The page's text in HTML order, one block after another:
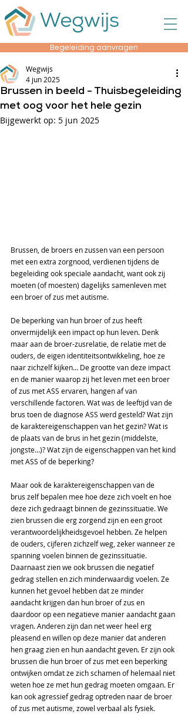
Begeleiding aanvragen
Brussen in beeld - Thuisbegeleiding
met oog voor het hele gezin
Wegwijs
4 jun 2025
Bijgewerkt op: 5 jun 2025
Brussen, de broers en zussen van een persoon
met een extra zorgnood, verdienen tijdens de
begeleiding ook speciale aandacht, want ook zij
moeten (of moesten) dagelijks samenleven met
een broer of zus met autisme.
De beperking van hun broer of zus heeft
onvermijdelijk een impact op hun leven. Denk
maar aan de broer-zusrelatie, de relatie met de
ouders, de eigen identiteitsontwikkeling, hoe ze
naar zichzelf kijken… De grootte van deze impact
en de manier waarop zij het leven met een broer
of zus met ASS ervaren, hangen af van
verschillende factoren. Wat was de leeftijd van de
brus toen de diagnose ASS werd gesteld? Wat zijn
de karaktereigenschappen van het gezin? Wat is
de plaats van de brus in het gezin (middelste,
jongste…)? Wat zijn de eigenschappen van het kind
met ASS of de beperking?
Maar ook de karaktereigenschappen van de
brus zelf bepalen mee hoe deze zich voelt en hoe
deze zich gedraagt binnen de gezinssituatie. We
zien brussen die erg zorgend zijn en een groot
verantwoordelijkheidsgevoel hebben. Ze helpen
de ouders, cijferen zichzelf weg, zeker wanneer ze
spanning voelen binnen de gezinssituatie.
Daarnaast zien we ook brussen die negatief
gedrag stellen en zich minderwaardig voelen. Ze
kunnen het gevoel hebben dat ze minder
aandacht krijgen dan hun broer of zus en
daardoor op een negatieve manier aandacht gaan
vragen. Anderen zijn dan net weer heel erg
pleasend en willen op deze manier dat anderen
hen graag zien en hun aandacht geven. Er zijn ook
brussen die hun broer of zus met een beperking
ontwijken omdat ze zich schamen of helemaal niet
weten hoe ze met hun gedrag moeten omgaan. Er
kan ook agressief gedrag optreden naar de broer
of zus met autisme, zowel verbaal als fysiek.